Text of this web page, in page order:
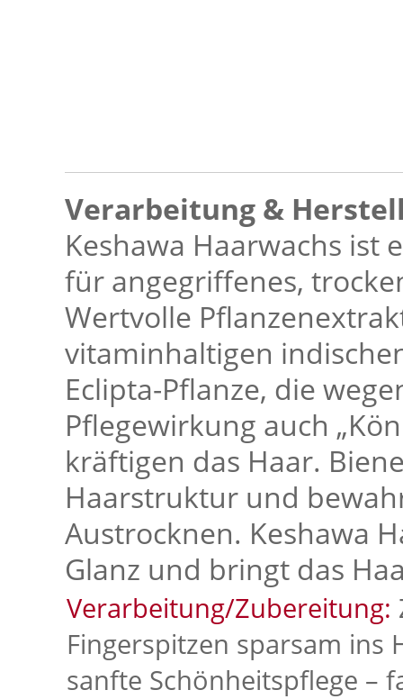
Verarbeitung &
Keshawa Haarwachs ist
für angegriffenes,
Wertvolle
vitaminhaltigen
Eclipta-Pflanze, die
Pflegewirkung auch
kräftigen das Haar.
Haarstruktur und
Austrocknen. Keshawa
Glanz und bringt das
Verarbeitung/Zubereitung:
Fingerspitzen sparsam ins
sanfte Schönheitspflege –